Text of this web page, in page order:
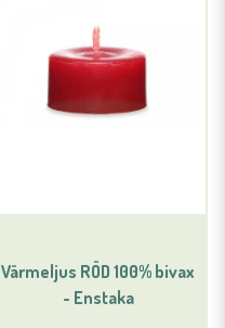
Värmeljus RÖD 100% bivax
- Enstaka